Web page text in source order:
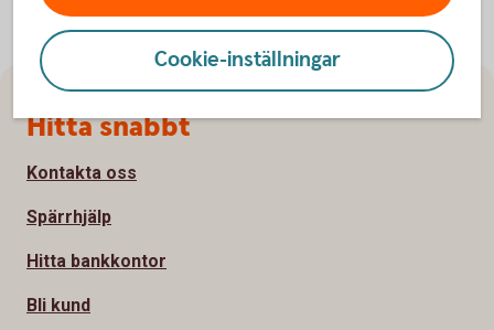
Cookie-inställningar
Sidfot
Hitta snabbt
Kontakta oss
Spärrhjälp
Hitta bankkontor
Bli kund